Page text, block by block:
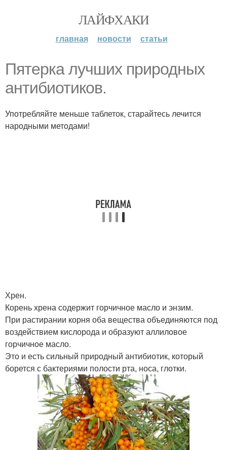
ЛАЙФХАКИ
главная новости статьи
Пятерка лучших природных
антибиотиков.
Употребляйте меньше таблеток, старайтесь лечится
народными методами!
Хрен.
Корень хрена содержит горчичное масло и энзим.
При растирании корня оба вещества объединяются под
воздействием кислорода и образуют аллиловое
горчичное масло.
Это и есть сильный природный антибиотик, который
борется с бактериями полости рта, носа, глотки.